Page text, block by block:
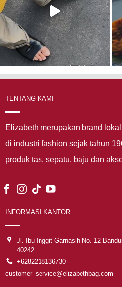
TENTANG KAMI
Elizabeth merupakan brand
di industri fashion sejak tahun
produk tas, sepatu, baju dan
INFORMASI KANTOR
Jl. Ibu Inggit Garnasih No. 12
40242
+6282218136730
customer_service@elizabethbag.com